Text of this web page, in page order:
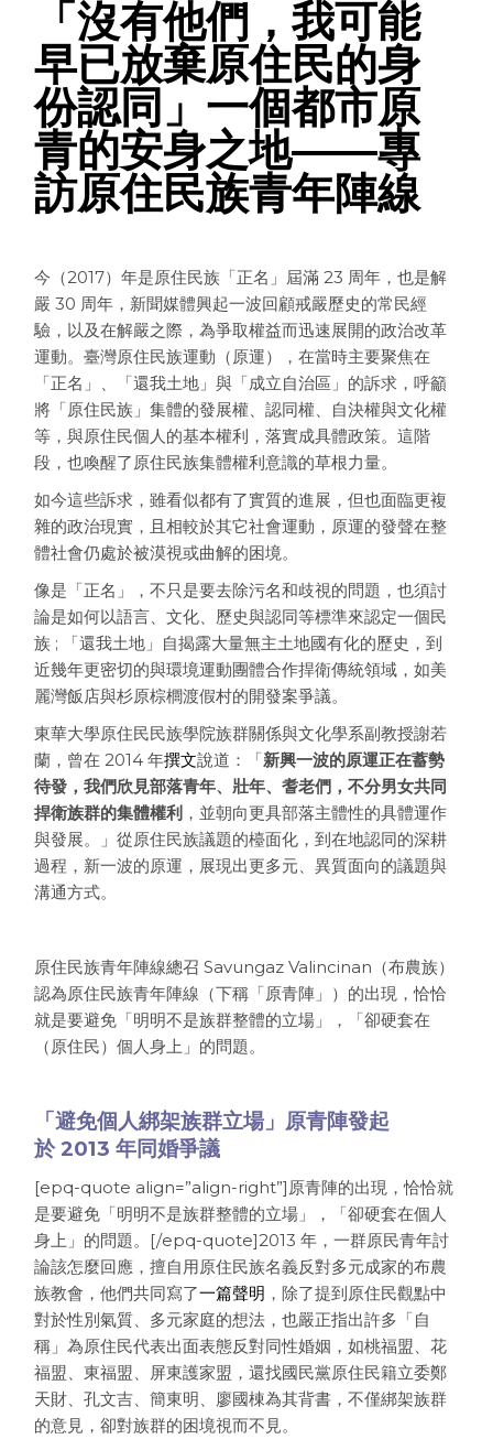
「沒有他們，我可能
早已放棄原住民的身
份認同」一個都市原
青的安身之地——專
訪原住民族青年陣線
今（2017）年是原住民族「正名」屆滿 23 周年，也是解
嚴 30 周年，新聞媒體興起一波回顧戒嚴歷史的常民經
驗，以及在解嚴之際，為爭取權益而迅速展開的政治改革
運動。臺灣原住民族運動（原運），在當時主要聚焦在
「正名」、「還我土地」與「成立自治區」的訴求，呼籲
將「原住民族」集體的發展權、認同權、自決權與文化權
等，與原住民個人的基本權利，落實成具體政策。這階
段，也喚醒了原住民族集體權利意識的草根力量。
如今這些訴求，雖看似都有了實質的進展，但也面臨更複
雜的政治現實，且相較於其它社會運動，原運的發聲在整
體社會仍處於被漠視或曲解的困境。
像是「正名」，不只是要去除污名和歧視的問題，也須討
論是如何以語言、文化、歷史與認同等標準來認定一個民
族 ; 「還我土地」自揭露大量無主土地國有化的歷史，到
近幾年更密切的與環境運動團體合作捍衛傳統領域，如美
麗灣飯店與杉原棕櫚渡假村的開發案爭議。
東華大學原住民民族學院族群關係與文化學系副教授謝若
蘭，曾在 2014 年撰文說道：「新興一波的原運正在蓄勢
待發，我們欣見部落青年、壯年、耆老們，不分男女共同
捍衛族群的集體權利 ，並朝向更具部落主體性的具體運作
與發展。」從原住民族議題的檯面化，到在地認同的深耕
過程，新一波的原運，展現出更多元、異質面向的議題與
溝通方式。
原住民族青年陣線總召 Savungaz Valincinan（布農族）
認為原住民族青年陣線（下稱「原青陣」）的出現，恰恰
就是要避免「明明不是族群整體的立場」，「卻硬套在
（原住民）個人身上」的問題。
「避免個人綁架族群立場」原青陣發起
於 2013 年同婚爭議
[epq-quote align=”align-right”]原青陣的出現，恰恰就
是要避免「明明不是族群整體的立場」，「卻硬套在個人
身上」的問題。[/epq-quote]2013 年，一群原民青年討
論該怎麼回應，擅自用原住民族名義反對多元成家的布農
族教會，他們共同寫了一篇聲明 ，除了提到原住民觀點中
對於性別氣質、多元家庭的想法，也嚴正指出許多「自
稱」為原住民代表出面表態反對同性婚姻，如桃福盟、花
福盟、東福盟、屏東護家盟，還找國民黨原住民籍立委鄭
天財、孔文吉、簡東明、廖國棟為其背書，不僅綁架族群
的意見，卻對族群的困境視而不見。